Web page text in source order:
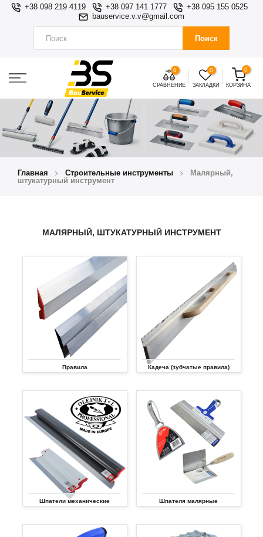
+38 098 219 4119 +38 097 141 1777
+38 095 155 0525
bauservice.v.v@gmail.com
Поиск
0
СРАВНЕНИЕ
0
ЗАКЛАДКИ
0
КОРЗИНА
Главная Строительные инструменты
Малярный,
штукатурный инструмент
МАЛЯРНЫЙ, ШТУКАТУРНЫЙ ИНСТРУМЕНТ
Правила Кадеча (зубчатые правила)
Шпатели механические Шпателя малярные